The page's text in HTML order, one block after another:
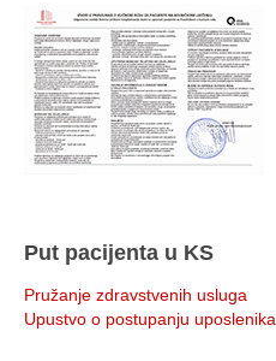
Put pacijenta u KS
Pružanje zdravstvenih usluga
Upustvo o postupanju uposlenika